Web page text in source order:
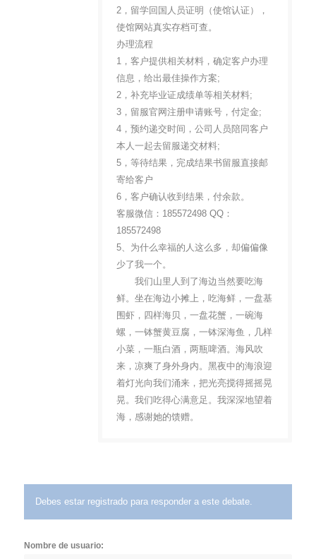
2，留学回国人员证明（使馆认证），
使馆网站真实存档可查。
办理流程
1，客户提供相关材料，确定客户办理
信息，给出最佳操作方案;
2，补充毕业证成绩单等相关材料;
3，留服官网注册申请账号，付定金;
4，预约递交时间，公司人员陪同客户
本人一起去留服递交材料;
5，等待结果，完成结果书留服直接邮
寄给客户
6，客户确认收到结果，付余款。
客服微信：185572498 QQ：
185572498
5、为什么幸福的人这么多，却偏偏像
少了我一个。
我们山里人到了海边当然要吃海
鲜。坐在海边小摊上，吃海鲜，一盘基
围虾，四样海贝，一盘花蟹，一碗海
螺，一钵蟹黄豆腐，一钵深海鱼，几样
小菜，一瓶白酒，两瓶啤酒。海风吹
来，凉爽了身外身内。黑夜中的海浪迎
着灯光向我们涌来，把光亮搅得摇摇晃
晃。我们吃得心满意足。我深深地望着
海，感谢她的馈赠。
Debes estar registrado para responder a este debate.
Nombre de usuario: